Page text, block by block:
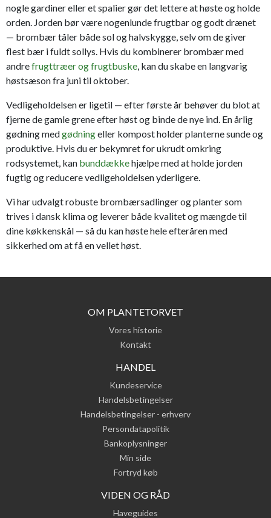
nogle gardiner eller et spalier gør det lettere at høste og holde
orden. Jorden bør være nogenlunde frugtbar og godt drænet
— brombær tåler både sol og halvskygge, selv om de giver
flest bær i fuldt sollys. Hvis du kombinerer brombær med
andrefrugttræer og frugtbuske, kan du skabe en langvarig
høstsæson fra juni til oktober.
Vedligeholdelsen er ligetil — efter første år behøver du blot at
fjerne de gamle grene efter høst og binde de nye ind. En årlig
gødning medgødningeller kompost holder planterne sunde og
produktive. Hvis du er bekymret for ukrudt omkring
rodsystemet, kan bunddækkehjælpe med at holde jorden
fugtig og reducere vedligeholdelsen yderligere.
Vi har udvalgt robuste brombærsadlinger og planter som
trives i dansk klima og leverer både kvalitet og mængde til
dine køkkenskål — så du kan høste hele efteråren med
sikkerhed om at få en vellet høst.
OM PLANTETORVET
Vores historie
Kontakt
HANDEL
Kundeservice
Handelsbetingelser
Handelsbetingelser - erhverv
Persondatapolitik
Bankoplysninger
Min side
Fortryd køb
VIDEN OG RÅD
Haveguides